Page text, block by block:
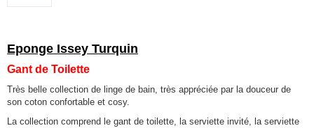
Eponge Issey Turquin
Gant de Toilette
Très belle collection de linge de bain, très appréciée par la douceur de
son coton confortable et cosy.
La collection comprend le gant de toilette, la serviette invité, la serviette